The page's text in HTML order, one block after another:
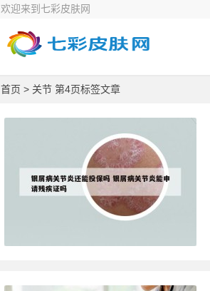
欢迎来到七彩皮肤网
首页 > 关节 第4页标签文章